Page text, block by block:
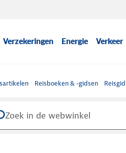
Verzekeringen Energie Verkeer
Reisboeken & -gidsen